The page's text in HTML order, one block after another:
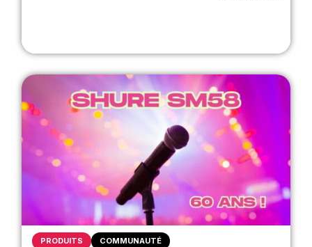
PRODUITS COMMUNAUTÉ